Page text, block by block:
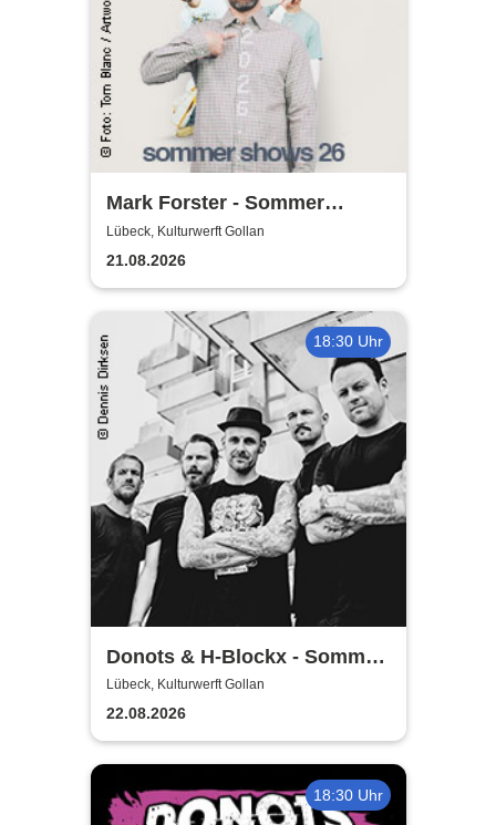
Mark Forster - Sommer
Shows 2026
Lübeck, Kulturwerft Gollan
21.08.2026
18:30 Uhr
Donots & H-Blockx - Sommer
Shows 2026
Lübeck, Kulturwerft Gollan
22.08.2026
18:30 Uhr